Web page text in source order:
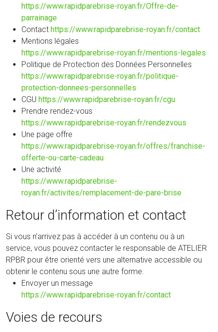
https://www.rapidparebrise-royan.fr/Offre-de-
parrainage
Contact https://www.rapidparebrise-royan.fr/contact
Mentions légales
https://www.rapidparebrise-royan.fr/mentions-legales
Politique de Protection des Données Personnelles
https://www.rapidparebrise-royan.fr/politique-
protection-donnees-personnelles
CGU https://www.rapidparebrise-royan.fr/cgu
Prendre rendez-vous
https://www.rapidparebrise-royan.fr/rendezvous
Une page offre
https://www.rapidparebrise-royan.fr/offres/franchise-
offerte-ou-carte-cadeau
Une activité
https://www.rapidparebrise-
royan.fr/activites/remplacement-de-pare-brise
Retour d’information et contact
Si vous n’arrivez pas à accéder à un contenu ou à un
service, vous pouvez contacter le responsable de ATELIER
RPBR pour être orienté vers une alternative accessible ou
obtenir le contenu sous une autre forme.
Envoyer un message
https://www.rapidparebrise-royan.fr/contact
Voies de recours